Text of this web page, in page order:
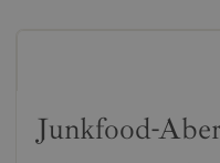
Junkfood-